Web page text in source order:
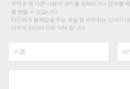
저작권 등 다른 사람의 권리를 침해하거나 명예를
를 받을 수 있습니다.
타인에게 불쾌감을 주는 욕설 등 비하하는 단어가
리자의 판단에 의해 삭제 합니다.